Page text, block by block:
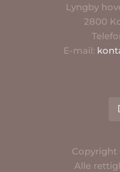
Lyngby
2800
E-mail:
Copyright
Alle